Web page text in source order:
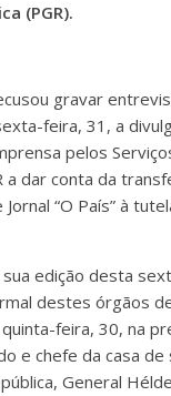
(PGR).
gravar
feira, 31, a
pelos
a dar conta da
“O País” à
sua edição desta
destes órgãos
feira, 30, na
e chefe da casa de
General